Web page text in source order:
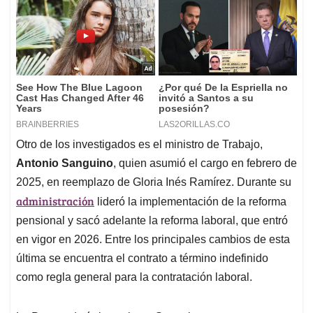
Otro de los investigados es el ministro de Trabajo,
Antonio Sanguino, quien asumió el cargo en febrero de
2025, en reemplazo de Gloria Inés Ramírez. Durante su
administración lideró la implementación de la reforma
pensional y sacó adelante la reforma laboral, que entró
en vigor en 2026. Entre los principales cambios de esta
última se encuentra el contrato a término indefinido
como regla general para la contratación laboral.